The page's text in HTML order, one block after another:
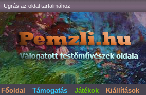
Ugrás az oldal tartalmához
Főoldal Támogatás Játékok Kiállítások